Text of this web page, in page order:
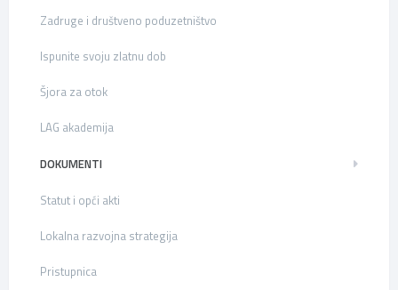
Zadruge i društveno poduzetništvo
Ispunite svoju zlatnu dob
Šjora za otok
LAG akademija
DOKUMENTI
Statut i opći akti
Lokalna razvojna strategija
Pristupnica